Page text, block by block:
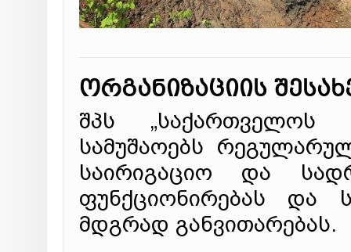
ორგანიზაციის
შპს „საქართველოს
სამუშაოებს
საირიგაციო და
ფუნქციონირებას და
მდგრად განვითარებას.